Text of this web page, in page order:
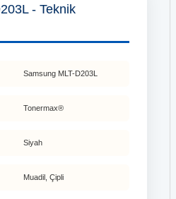
- Teknik
Samsung MLT-D203L
Tonermax®
Siyah
Muadil, Çipli